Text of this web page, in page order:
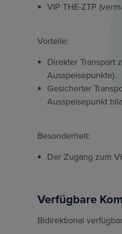
VIP THE-ZTP
Vorteile:
Direkter Transport
Ausspeisepunkte).
Gesicherter
Ausspeisepunkt
Besonderheit:
Der Zugang zum
Verfügbare
Bidirektional